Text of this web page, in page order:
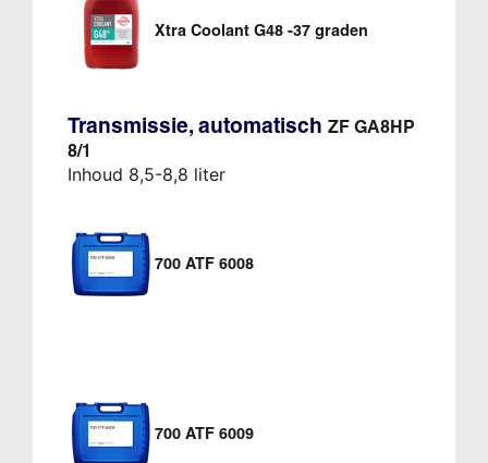
Xtra Coolant G48 -37 graden
Transmissie, automatisch ZF GA8HP
8/1
Inhoud 8,5-8,8 liter
700 ATF 6008
700 ATF 6009